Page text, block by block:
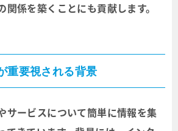
係を築くことにも貢献します。
重要視される背景
サービスについて簡単に情報を集